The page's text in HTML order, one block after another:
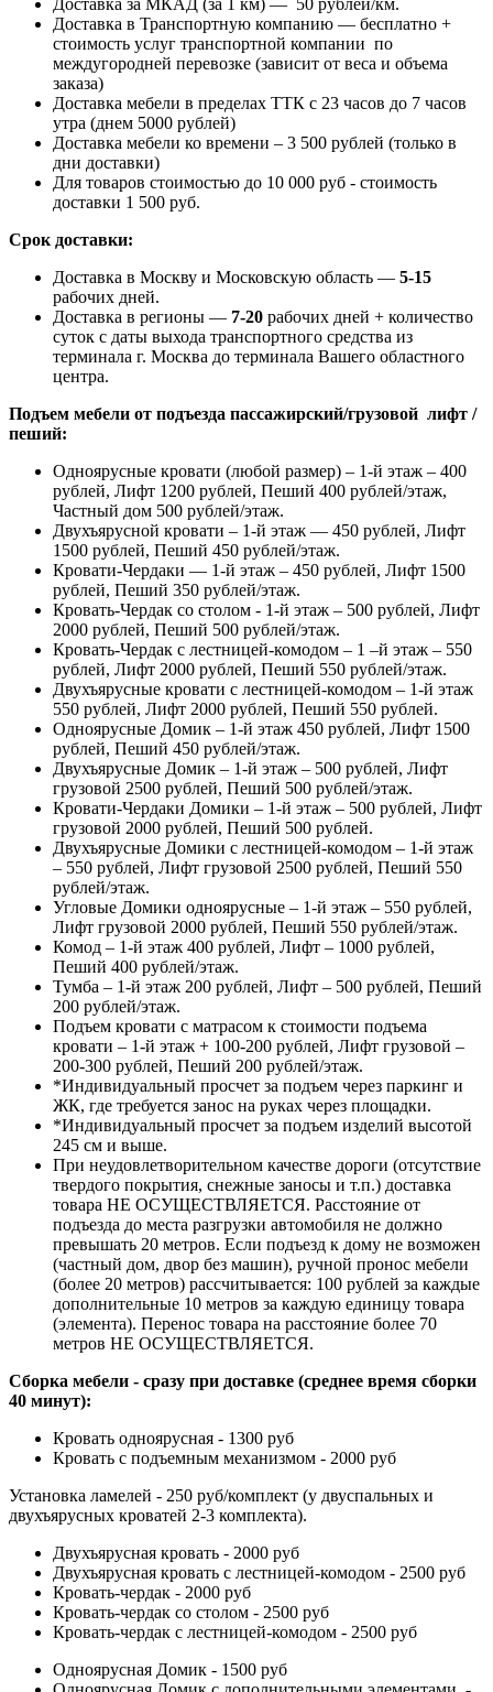
Доставка в Транспортную компанию — бесплатно +
стоимость услуг транспортной компании по
междугородней перевозке (зависит от веса и объема
заказа)
Доставка мебели в пределах ТТК с 23 часов до 7 часов
утра (днем 5000 рублей)
Доставка мебели ко времени – 3 500 рублей (только в
дни доставки)
Для товаров стоимостью до 10 000 руб - стоимость
доставки 1 500 руб.
Срок доставки:
Доставка в Москву и Московскую область — 5-15
рабочих дней.
Доставка в регионы — 7-20 рабочих дней + количество
суток с даты выхода транспортного средства из
терминала г. Москва до терминала Вашего областного
центра.
Подъем мебели от подъезда пассажирский/грузовой лифт /
пеший:
Одноярусные кровати (любой размер) – 1-й этаж – 400
рублей, Лифт 1200 рублей, Пеший 400 рублей/этаж,
Частный дом 500 рублей/этаж.
Двухъярусной кровати – 1-й этаж — 450 рублей, Лифт
1500 рублей, Пеший 450 рублей/этаж.
Кровати-Чердаки — 1-й этаж – 450 рублей, Лифт 1500
рублей, Пеший 350 рублей/этаж.
Кровать-Чердак со столом - 1-й этаж – 500 рублей, Лифт
2000 рублей, Пеший 500 рублей/этаж.
Кровать-Чердак с лестницей-комодом – 1 –й этаж – 550
рублей, Лифт 2000 рублей, Пеший 550 рублей/этаж.
Двухъярусные кровати с лестницей-комодом – 1-й этаж
550 рублей, Лифт 2000 рублей, Пеший 550 рублей.
Одноярусные Домик – 1-й этаж 450 рублей, Лифт 1500
рублей, Пеший 450 рублей/этаж.
Двухъярусные Домик – 1-й этаж – 500 рублей, Лифт
грузовой 2500 рублей, Пеший 500 рублей/этаж.
Кровати-Чердаки Домики – 1-й этаж – 500 рублей, Лифт
грузовой 2000 рублей, Пеший 500 рублей.
Двухъярусные Домики с лестницей-комодом – 1-й этаж
– 550 рублей, Лифт грузовой 2500 рублей, Пеший 550
рублей/этаж.
Угловые Домики одноярусные – 1-й этаж – 550 рублей,
Лифт грузовой 2000 рублей, Пеший 550 рублей/этаж.
Комод – 1-й этаж 400 рублей, Лифт – 1000 рублей,
Пеший 400 рублей/этаж.
Тумба – 1-й этаж 200 рублей, Лифт – 500 рублей, Пеший
200 рублей/этаж.
Подъем кровати с матрасом к стоимости подъема
кровати – 1-й этаж + 100-200 рублей, Лифт грузовой –
200-300 рублей, Пеший 200 рублей/этаж.
*Индивидуальный просчет за подъем через паркинг и
ЖК, где требуется занос на руках через площадки.
*Индивидуальный просчет за подъем изделий высотой
245 см и выше.
При неудовлетворительном качестве дороги (отсутствие
твердого покрытия, снежные заносы и т.п.) доставка
товара НЕ ОСУЩЕСТВЛЯЕТСЯ. Расстояние от
подъезда до места разгрузки автомобиля не должно
превышать 20 метров. Если подъезд к дому не возможен
(частный дом, двор без машин), ручной пронос мебели
(более 20 метров) рассчитывается: 100 рублей за каждые
дополнительные 10 метров за каждую единицу товара
(элемента). Перенос товара на расстояние более 70
метров НЕ ОСУЩЕСТВЛЯЕТСЯ.
Сборка мебели - сразу при доставке (среднее время сборки
40 минут):
Кровать одноярусная - 1300 руб
Кровать с подъемным механизмом - 2000 руб
Установка ламелей - 250 руб/комплект (у двуспальных и
двухъярусных кроватей 2-3 комплекта).
Двухъярусная кровать - 2000 руб
Двухъярусная кровать с лестницей-комодом - 2500 руб
Кровать-чердак - 2000 руб
Кровать-чердак со столом - 2500 руб
Кровать-чердак с лестницей-комодом - 2500 руб
Одноярусная Домик - 1500 руб